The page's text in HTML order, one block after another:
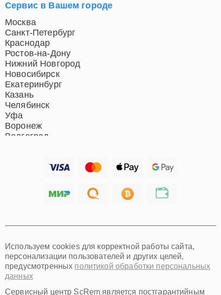
Сервис в Вашем городе
Москва
Санкт-Петербург
Краснодар
Ростов-на-Дону
Нижний Новгород
Новосибирск
Екатеринбург
Казань
Челябинск
Уфа
Воронеж
Волгоград
Хабаровск
Омск
Красноярск
Пермь
Ульяновск
Киров
Используем cookies для корректной работы сайта,
персонализации пользователей и других целей,
предусмотренных политикой обработки персональных
данных
Сервисный центр ScRem является постгарантийным